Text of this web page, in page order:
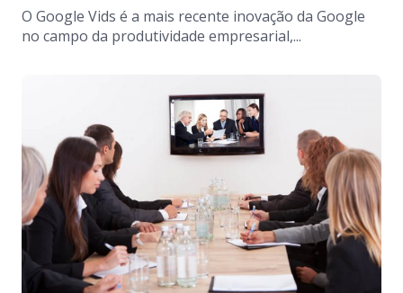
O Google Vids é a mais recente inovação da Google
no campo da produtividade empresarial,...